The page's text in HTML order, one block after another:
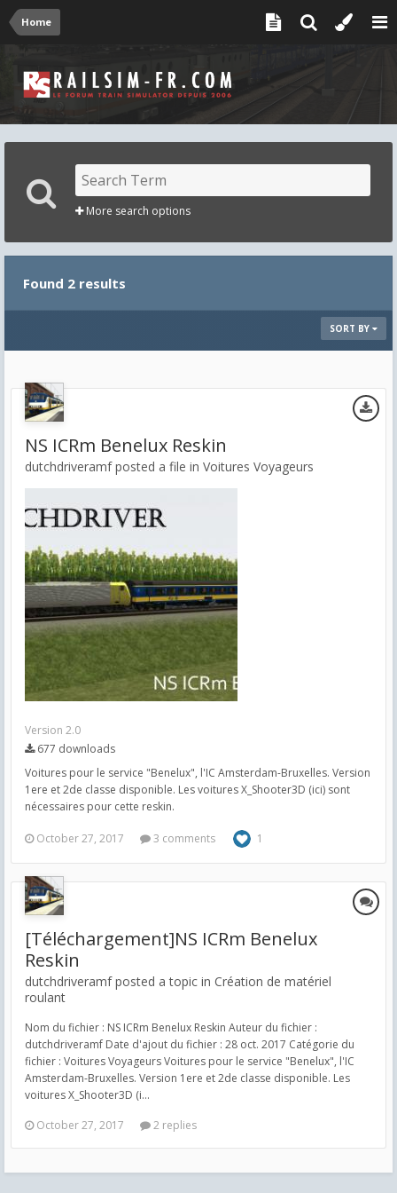
Home
More search options
Found 2 results
SORT BY
NS ICRm Benelux Reskin
dutchdriveramf posted a file in Voitures Voyageurs
Version 2.0
677 downloads
Voitures pour le service "Benelux", l'IC Amsterdam-Bruxelles. Version
1ere et 2de classe disponible. Les voitures X_Shooter3D (ici) sont
nécessaires pour cette reskin.
October 27, 2017 3 comments 1
[Téléchargement]NS ICRm Benelux
Reskin
dutchdriveramf posted a topic in Création de matériel
roulant
Nom du fichier : NS ICRm Benelux Reskin Auteur du fichier :
dutchdriveramf Date d'ajout du fichier : 28 oct. 2017 Catégorie du
fichier : Voitures Voyageurs Voitures pour le service "Benelux", l'IC
Amsterdam-Bruxelles. Version 1ere et 2de classe disponible. Les
voitures X_Shooter3D (i...
October 27, 2017
2 replies